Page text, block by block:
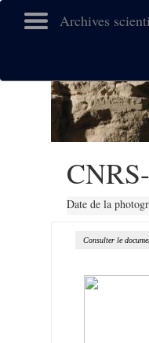
Archives
Date de la
Consulter le